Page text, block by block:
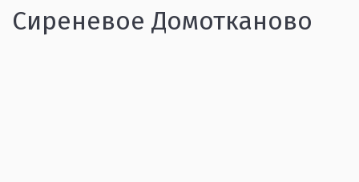
Сиреневое Домотканово